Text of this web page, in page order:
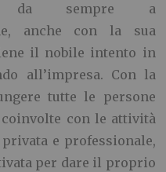
sempre a
, anche con la sua
il nobile intento in
all’impresa. Con la
tutte le persone
con le attività
e professionale,
per dare il proprio